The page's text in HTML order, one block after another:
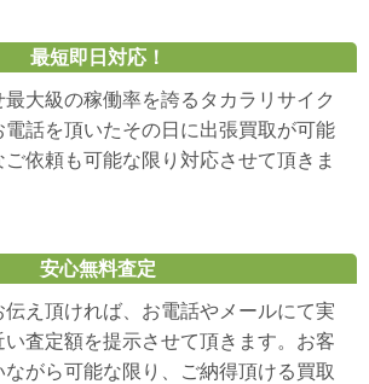
最短即日対応！
大級の稼働率を誇るタカラリサイク
電話を頂いたその日に出張買取が可能
依頼も可能な限り対応させて頂きま
安心無料査定
え頂ければ、お電話やメールにて実
い査定額を提示させて頂きます。お客
がら可能な限り、ご納得頂ける買取